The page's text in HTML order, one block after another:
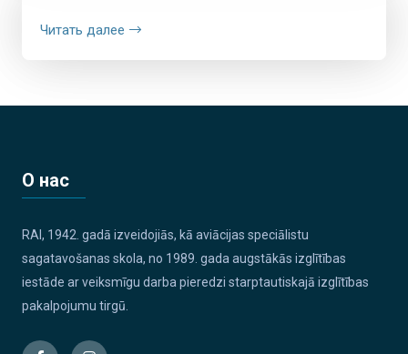
Читать далее
О нас
RAI, 1942. gadā izveidojiās, kā aviācijas speciālistu
sagatavošanas skola, no 1989. gada augstākās izglītības
iestāde ar veiksmīgu darba pieredzi starptautiskajā izglītības
pakalpojumu tirgū.